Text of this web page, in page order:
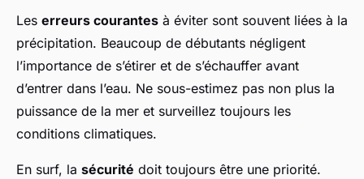
Les erreurs courantes à éviter sont souvent liées à la
précipitation. Beaucoup de débutants négligent
l’importance de s’étirer et de s’échauffer avant
d’entrer dans l’eau. Ne sous-estimez pas non plus la
puissance de la mer et surveillez toujours les
conditions climatiques.
En surf, la sécurité doit toujours être une priorité.